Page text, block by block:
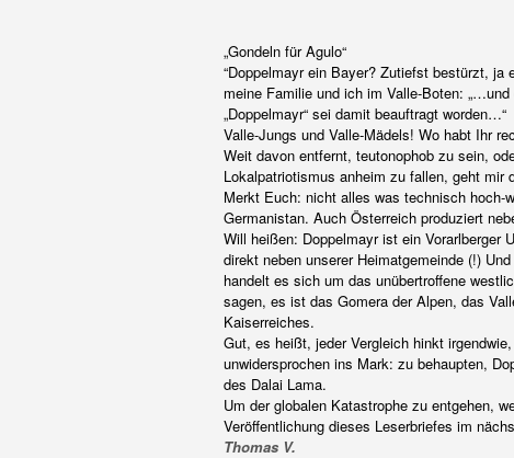
„Gondeln für Agulo“
“Doppelmayr ein Bayer? Zutiefst bestürzt,
meine Familie und ich im Valle-Boten:
„Doppelmayr“ sei damit beauftragt worden…“
Valle-Jungs und Valle-Mädels! Wo habt Ihr
Weit davon entfernt, teutonophob zu sein,
Lokalpatriotismus anheim zu fallen, geht
Merkt Euch: nicht alles was technisch
Germanistan. Auch Österreich produziert
Will heißen: Doppelmayr ist ein Vorarlberger
direkt neben unserer Heimatgemeinde (!)
handelt es sich um das unübertroffene
sagen, es ist das Gomera der Alpen, das
Kaiserreiches.
Gut, es heißt, jeder Vergleich hinkt
unwidersprochen ins Mark: zu behaupten,
des Dalai Lama.
Um der globalen Katastrophe zu entgehen,
Veröffentlichung dieses Leserbriefes im
Thomas V.